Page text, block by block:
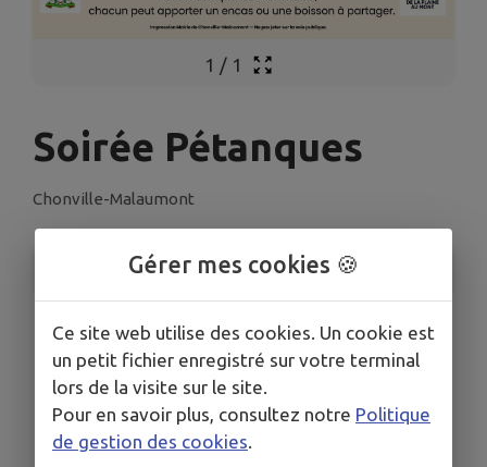
1 / 1
Soirée Pétanques
Chonville-Malaumont
INFORMATIONS PRATIQUES
Chonville-Malaumont
DATES
Du ven. 3 juil. au ven. 21 août
HORAIRES
De 19h00 à 23h15
Gérer mes cookies 🍪
Ce site web utilise des cookies. Un cookie est
un petit fichier enregistré sur votre terminal
lors de la visite sur le site.
Pour en savoir plus, consultez notre Politique
de gestion des cookies.